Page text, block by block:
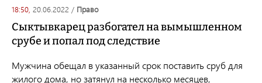
18:50, 20.06.2022 / право
Сыктывкарец разбогател на вымышленном
срубе и попал под следствие
Мужчина обещал в указанный срок поставить сруб для
жилого дома, но затянул на несколько месяцев,